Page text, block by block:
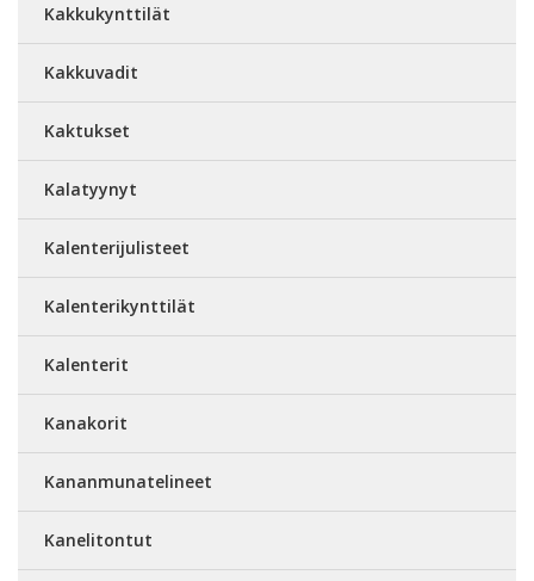
Kakkukynttilät
Kakkuvadit
Kaktukset
Kalatyynyt
Kalenterijulisteet
Kalenterikynttilät
Kalenterit
Kanakorit
Kananmunatelineet
Kanelitontut